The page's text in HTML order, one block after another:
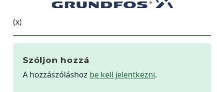
(x)
Szóljon hozzá
A hozzászóláshoz be kell jelentkezni.